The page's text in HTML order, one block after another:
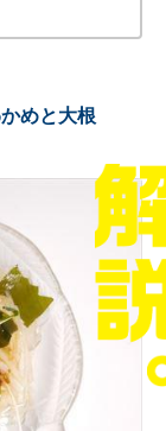
めと大根